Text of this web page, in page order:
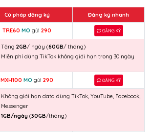
Cú pháp đăng ký Đăng ký nhanh
TRE60 MO gửi 290 ĐĂNG KÝ
Tặng 2GB/ ngày (60GB/ tháng)
Miễn phí dùng TikTok không giới hạn trong 30 ngày
MXH100 MO gửi 290 ĐĂNG KÝ
Không giới hạn data dùng TikTok, YouTube, Facebook,
Messenger
1GB/ngày (30GB/tháng)